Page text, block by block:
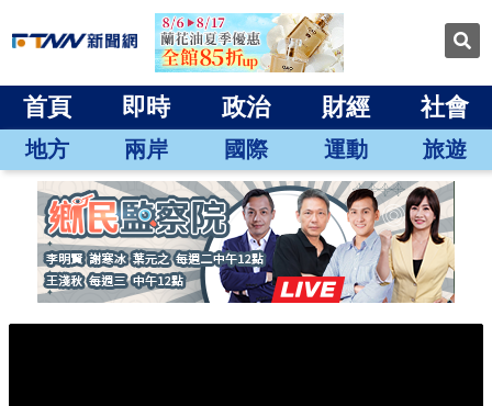
首頁 即時 政治 財經 社會
地方 兩岸 國際 運動 旅遊